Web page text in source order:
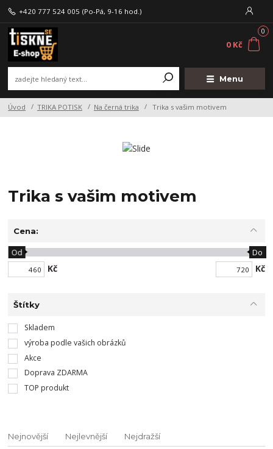
Menu
+420 777 524 005 (Po-Pá, 9-16 hod.)
0
0 Kč
Úvod TRIKA POTISK Na černá trika Trika s vašim motivem
Trika s vašim motivem
Cena:
Kč
Od Do
Kč
Štítky
Skladem
výroba podle vašich obrázků
Akce
Doprava ZDARMA
TOP produkt
Nejnovější Nejlevnější Nejdražší